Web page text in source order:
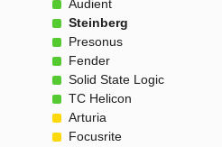
Audient
Steinberg
Presonus
Fender
Solid State Logic
TC Helicon
Arturia
Focusrite